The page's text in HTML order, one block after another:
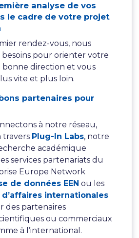
analyse de vos
le cadre de votre projet
rendez-vous, nous
besoins pour orienter votre
bonne direction et vous
vite et plus loin.
partenaires pour
à notre réseau,
travers Plug-In Labs, notre
académique
services partenariats du
Europe Network
de données EEN ou les
internationales
des partenaires
ou commerciaux
à l’international.